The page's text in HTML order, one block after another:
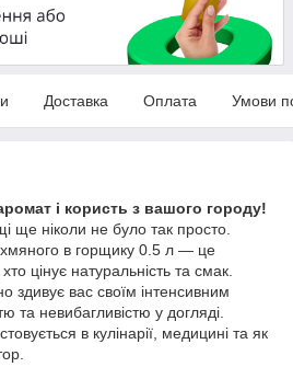
Доставка Оплата Умови
і користь з вашого городу!
ще ніколи не було так просто.
в горщику 0.5 л — це
цінує натуральність та смак.
здивує вас своїм інтенсивним
та невибагливістю у догляді.
в кулінарії, медицині та як